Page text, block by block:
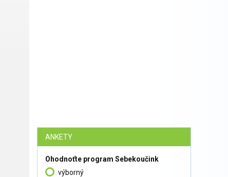
ANKETY
Ohodnoťte program Sebekoučink
výborný